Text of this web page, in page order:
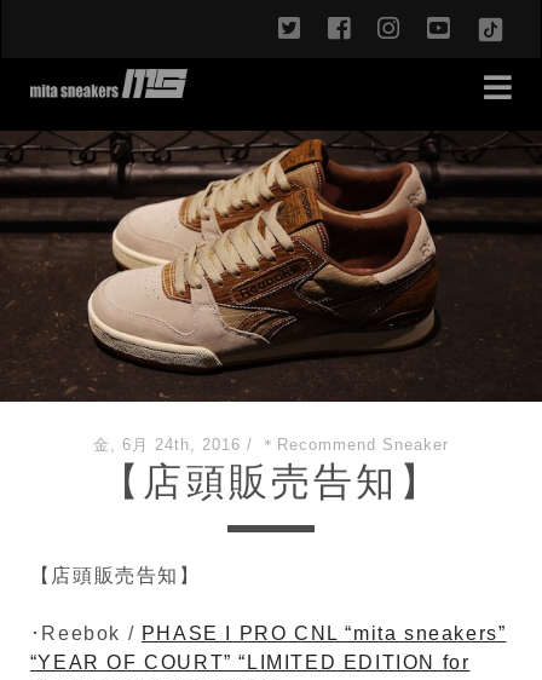
twitterfacebookinstagram
金, 6月 24th, 2016 / ＊Recommend Sneaker
【店頭販売告知】
【店頭販売告知】
･Reebok / PHASE I PRO CNL “mita sneakers”
“YEAR OF COURT” “LIMITED EDITION for